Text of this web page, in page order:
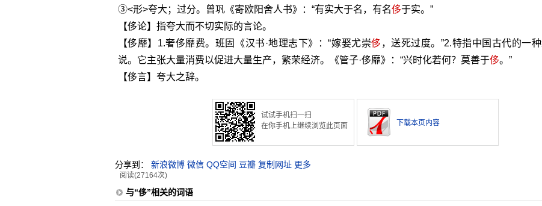
③<形>夸大；过分。曾巩《寄欧阳舍人书》：“有实大于名，有名侈于实。”
【侈论】指夸大而不切实际的言论。
【侈靡】1.奢侈靡费。班固《汉书·地理志下》：“嫁娶尤崇侈 ，送死过度。”2.特指中国古代的一
说。它主张大量消费以促进大量生产，繁荣经济。《管子·侈靡》：“兴时化若何？莫善于侈。”
【侈言】夸大之辞。
试试手机扫一扫
在你手机上继续浏览此页面
下载本页内容
分享到： 新浪微博 微信 QQ空间 豆瓣 复制网址 更多
阅读(27164次)
与“侈”相关的词语